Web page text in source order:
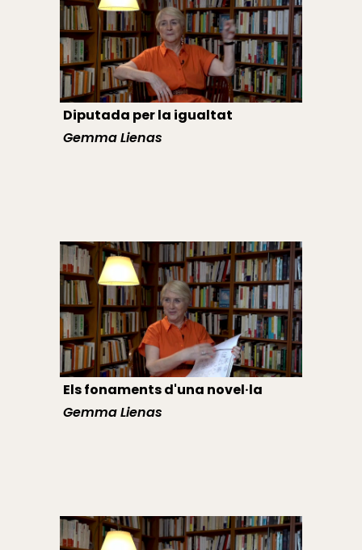
Diputada per la igualtat
Gemma Lienas
Els fonaments d'una novel·la
Gemma Lienas